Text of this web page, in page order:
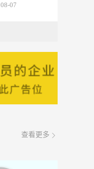
08-07
08-07
08-07
查看更多